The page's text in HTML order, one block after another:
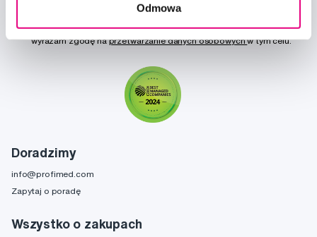
Odmowa
Doradzimy
info@profimed.com
Zapytaj o poradę
Wszystko o zakupach
Chcę otrzymywać informacje o nowościach i ofertach specjalnych i
wyrażam zgodę naprzetwarzanie danych osobowychw tym celu.